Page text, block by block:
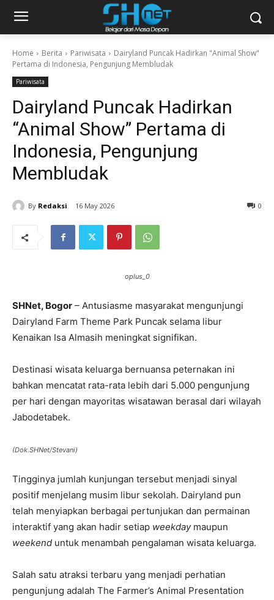
Home Berita Pariwisata
Dairyland Puncak Hadirkan "Animal Show"
Pertama di Indonesia, Pengunjung Membludak
Pariwisata
Dairyland Puncak Hadirkan
“Animal Show” Pertama di
Indonesia, Pengunjung
Membludak
By Redaksi 16 May 2026 0
oplus_0
SHNet, Bogor – Antusiasme masyarakat mengunjungi
Dairyland Farm Theme Park Puncak selama libur
Kenaikan Isa Almasih meningkat signifikan.
Destinasi wisata keluarga bernuansa peternakan ini
bahkan mencatat rata-rata lebih dari 5.000 pengunjung
per hari dengan mayoritas wisatawan berasal dari wilayah
Jabodetabek.
(Dok.SHNet/Stevani)
Tingginya jumlah kunjungan tersebut menjadi sinyal
positif menjelang musim libur sekolah. Dairyland pun
telah menyiapkan berbagai pertunjukan dan permainan
interaktif yang akan hadir setiap weekdaymaupun
weekend untuk menambah pengalaman wisata keluarga.
Salah satu atraksi terbaru yang menjadi perhatian
pengunjung adalah The Farmer’s Animal Presentation